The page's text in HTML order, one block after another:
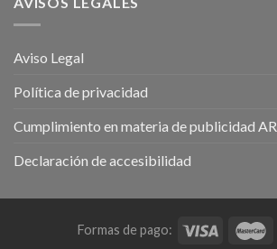
Aviso Legal
Política de privacidad
Cumplimiento en materia de publicidad
Declaración de accesibilidad
Formas de pago: